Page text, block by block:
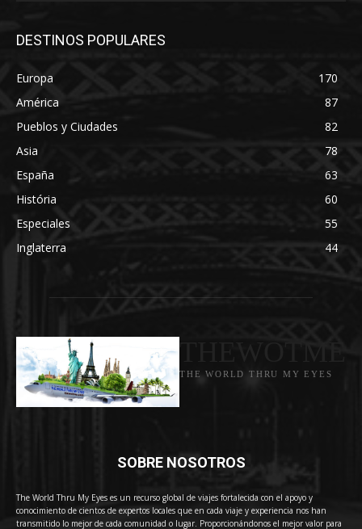
DESTINOS POPULARES
Europa
170
América
87
Pueblos y Ciudades
82
Asia
78
España
63
História
60
Especiales
55
Inglaterra
44
THE WORLD THRU MY EYES
SOBRE NOSOTROS
The World Thru My Eyes es un recurso global de viajes fortalecida con el apoyo y
conocimiento de cientos de expertos locales que en cada viaje y experiencia nos han
transmitido lo mejor de cada comunidad o lugar. Proporcionándonos el mejor valor para